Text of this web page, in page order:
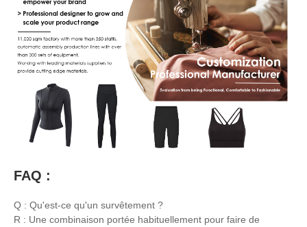
FAQ :
Q : Qu'est-ce qu'un survêtement ?
R : Une combinaison portée habituellement pour faire de